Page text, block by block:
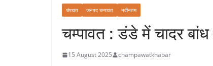
चंपावत जनपद चम्पावत नवीनतम
चम्पावत : डंडे में चादर
15 August 2025 champawatkhabar